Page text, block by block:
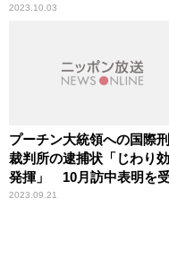
だろう」専門家が解説
2023.10.03
プーチン大統領への国際
裁判所の逮捕状「じわり
発揮」 10月訪中表明を
け、専門家が解説
2023.09.21